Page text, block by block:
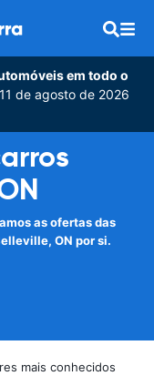
em todo o
de agosto de 2026
as ofertas das
ON por si.
mais conhecidos